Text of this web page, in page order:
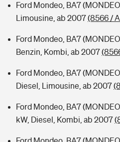
Ford Mondeo, BA7
Limousine, ab 2007(8566 /
Ford Mondeo, BA7
Benzin, Kombi, ab 2007
Ford Mondeo, BA7
Diesel, Limousine, ab 2007
Ford Mondeo, BA7
kW, Diesel, Kombi, ab 2007